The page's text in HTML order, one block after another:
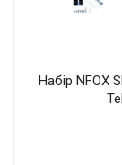
Набір NFOX